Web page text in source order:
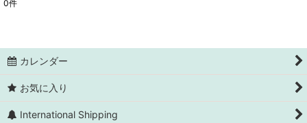
並び順:
0件
カレンダー
お気に入り
International Shipping